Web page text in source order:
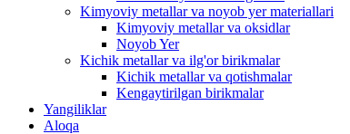
Kimyoviy metallar va noyob yer materiallari
Kimyoviy metallar va oksidlar
Noyob Yer
Kichik metallar va ilg'or birikmalar
Kichik metallar va qotishmalar
Kengaytirilgan birikmalar
Yangiliklar
Aloqa